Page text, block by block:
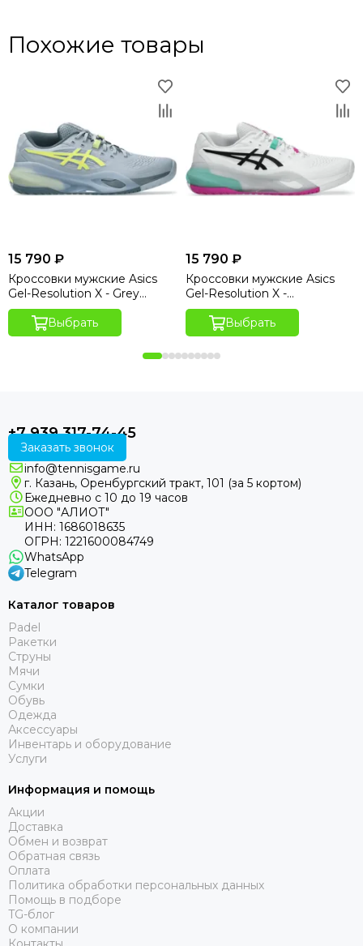
Похожие товары
15 790 ₽
Кроссовки мужские Asics
Gel-Resolution X - Grey
Blue/Pistachio
Выбрать
15 790 ₽
Кроссовки мужские Asics
Gel-Resolution X -
White/Aurora Green
Выбрать
+7 939 317-74-45
Заказать звонок
info@tennisgame.ru
г. Казань, Оренбургский тракт, 101 (за 5 кортом)
Ежедневно с 10 до 19 часов
ООО "АЛИОТ"
ИНН: 1686018635
ОГРН: 1221600084749
WhatsApp
Telegram
Каталог товаров
Padel
Ракетки
Струны
Мячи
Сумки
Обувь
Одежда
Аксессуары
Инвентарь и оборудование
Услуги
Информация и помощь
Акции
Доставка
Обмен и возврат
Обратная связь
Оплата
Политика обработки персональных данных
Помощь в подборе
TG-блог
О компании